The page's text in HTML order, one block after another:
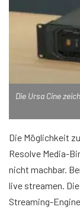
Die Ursa Cine
Die Möglichkeit
Resolve Media-
nicht machbar.
live streamen.
Streaming-